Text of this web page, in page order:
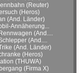
(Reuter)
(Heros)
(And. Länder)
Annäherung...
(And....
(And....
(And. Länder)
(Heros)
(THUWA)
(Firma X)